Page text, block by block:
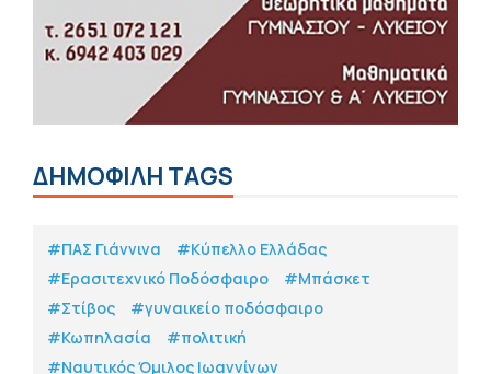
ΔΗΜΟΦΙΛΗ TAGS
#ΠΑΣ Γιάννινα
#Κύπελλο Ελλάδας
#Eρασιτεχνικό Ποδόσφαιρο
#Μπάσκετ
#Στίβος
#γυναικείο ποδόσφαιρο
#Κωπηλασία
#πολιτική
#Ναυτικός Όμιλος Ιωαννίνων